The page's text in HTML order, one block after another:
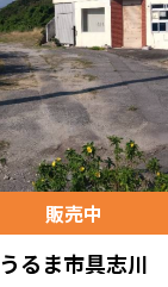
販売中
うるま市具志川